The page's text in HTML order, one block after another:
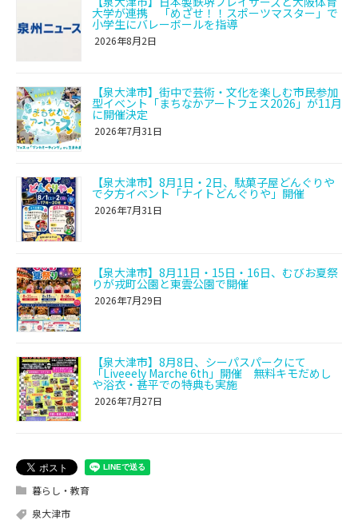
大学が連携 「めざせ！！スポーツマスター」で
小学生にバレーボールを指導
2026年8月2日
【泉大津市】街中で芸術・文化を楽しむ市民参加
型イベント「まちなかアートフェス2026」が11月
に開催決定
2026年7月31日
【泉大津市】8月1日・2日、駄菓子屋どんぐりや
で夕方イベント「ナイトどんぐりや」開催
2026年7月31日
【泉大津市】8月11日・15日・16日、むびお夏祭
りが戎町公園と東雲公園で開催
2026年7月29日
【泉大津市】8月8日、シーパスパークにて
「Liveeely Marche 6th」開催 無料キモだめし
や浴衣・甚平での特典も実施
2026年7月27日
暮らし・教育
泉大津市